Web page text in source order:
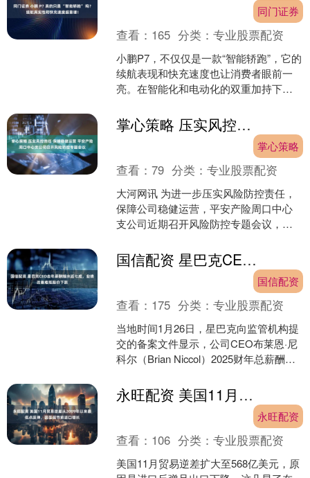
同门证券
查看： 165 分类：专业股票配资
小鹏P7，不仅仅是一款“智能轿跑”，它的
续航表现和快充速度也让消费者眼前一
亮。在智能化和电动化的双重加持下，
深入探讨小鹏P7....
掌心策略 压实风控责任 保障稳健运营 平安产险周口中心支公司召开风险防控专题会议
掌心策略
查看：79 分类：专业股票配资
大河网讯 为进一步压实风险防控责任，
保障公司稳健运营，平安产险周口中心
支公司近期召开风险防控专题会议，围
场风险特征，共谋全流程....国信配资 星巴克CEO去年薪酬缩水近七成，业绩改善难抵股价下跌
国信配资
查看： 175 分类：专业股票配资
当地时间1月26日，星巴克向监管机构提
交的备案文件显示，公司CEO布莱恩·尼
科尔（Brian Niccol）2025财年总薪酬为
永旺配资 美国11月贸易逆差从2009年以来最低点反弹，因圣诞节前进口增长
永旺配资
查看： 106 分类：专业股票配资
美国11月贸易逆差扩大至568亿美元，原